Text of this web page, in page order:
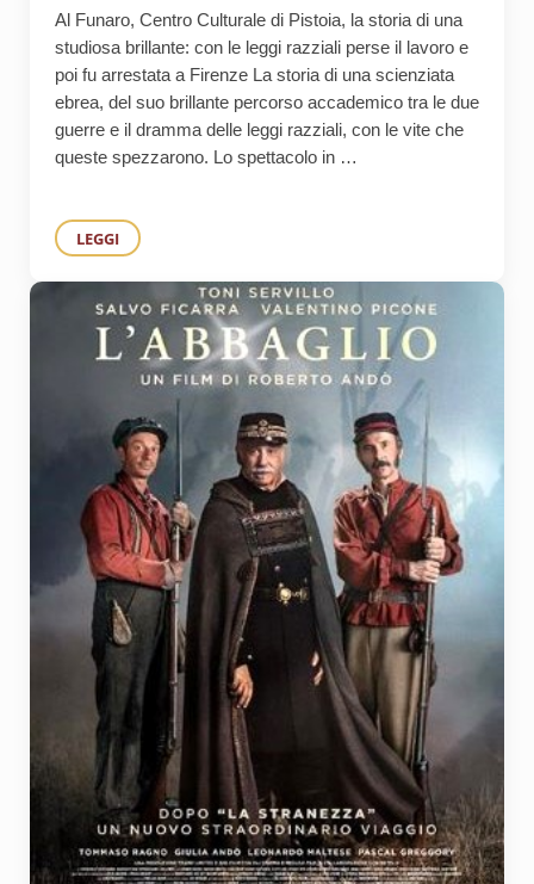
Al Funaro, Centro Culturale di Pistoia, la storia di una
studiosa brillante: con le leggi razziali perse il lavoro e
poi fu arrestata a Firenze La storia di una scienziata
ebrea, del suo brillante percorso accademico tra le due
guerre e il dramma delle leggi razziali, con le vite che
queste spezzarono. Lo spettacolo in …
LEGGI
GIORNATA DELLA MEMORIA. LA VITTIMA DEL FASCISMO,